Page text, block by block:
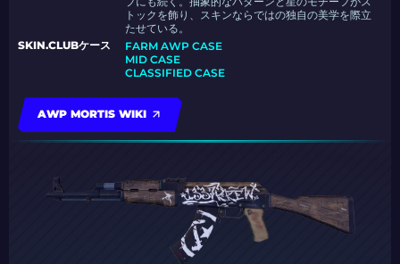
トックを飾り、スキンならではの独自の美学を際立
たせている。
SKIN.CLUBケース
FARM AWP CASE
MID CASE
CLASSIFIED CASE
AWP MORTIS WIKI